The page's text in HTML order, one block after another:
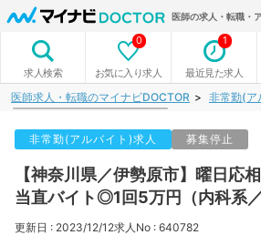
医師の求人・転職・
求人検索 お気に入り求人
0
最近見た求人
1
医師求人・転職のマイナビDOCTOR 非常勤(ア
非常勤(アルバイト)求人 募集停止
【神奈川県／伊勢原市】曜日応
当直バイト◎1回5万円（内科系／
更新日 : 2023/12/12求人No : 640782